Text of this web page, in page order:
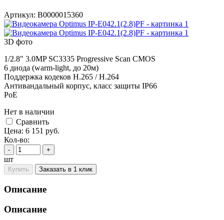
Артикул: В0000015360
3D фото
1/2.8" 3.0MP SC3335 Progressive Scan CMOS
6 диода (warm-light, до 20м)
Поддержка кодеков H.265 / H.264
Антивандальный корпус, класс защиты IР66
PoE
Нет в наличии
Cравнить
Цена: 6 151 руб.
Кол-во:
- +
шт
Купить Заказать в 1 клик
Описание
Описание